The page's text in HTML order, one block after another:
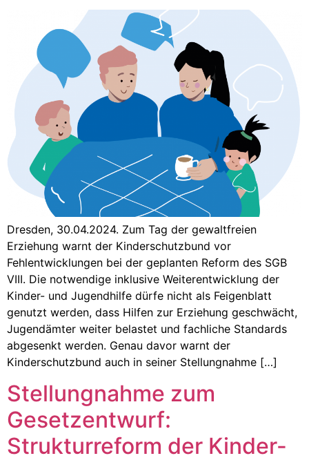
Dresden, 30.04.2024. Zum Tag der gewaltfreien
Erziehung warnt der Kinderschutzbund vor
Fehlentwicklungen bei der geplanten Reform des SGB
VIII. Die notwendige inklusive Weiterentwicklung der
Kinder- und Jugendhilfe dürfe nicht als Feigenblatt
genutzt werden, dass Hilfen zur Erziehung geschwächt,
Jugendämter weiter belastet und fachliche Standards
abgesenkt werden. Genau davor warnt der
Kinderschutzbund auch in seiner Stellungnahme […]
Stellungnahme zum
Gesetzentwurf:
Strukturreform der Kinder-